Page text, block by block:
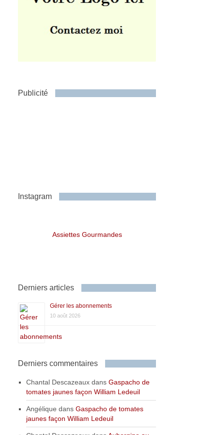
Publicité
Instagram
Assiettes Gourmandes
Derniers articles
Gérer les abonnements
10 août 2026
Derniers commentaires
Chantal Descazeaux dansGaspacho de
tomates jaunes façon William Ledeuil
Angélique dansGaspacho de tomates
jaunes façon William Ledeuil